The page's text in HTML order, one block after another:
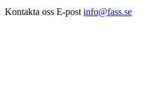
Kontakta oss E-post info@fass.se